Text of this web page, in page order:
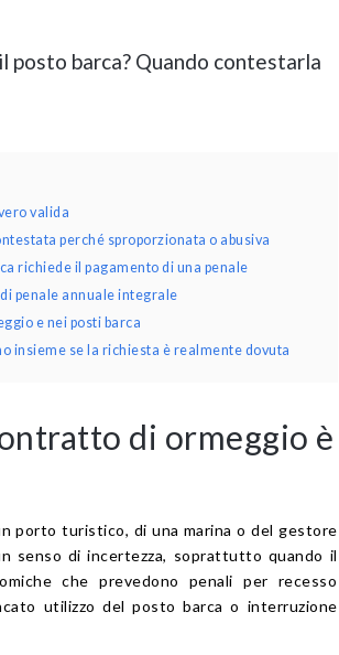
barca? Quando contestarla
valida
perché sproporzionata o abusiva
richiede il pagamento di una penale
penale annuale integrale
e nei posti barca
insieme se la richiesta è realmente dovuta
di ormeggio è
porto turistico, di una marina o del gestore
senso di incertezza, soprattutto quando il
che prevedono penali per recesso
utilizzo del posto barca o interruzione